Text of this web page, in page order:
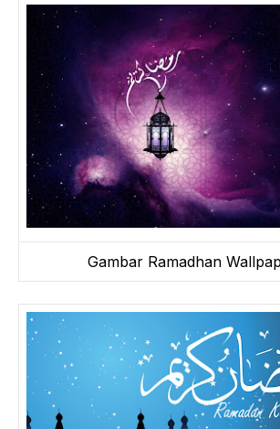
Gambar Ramadhan